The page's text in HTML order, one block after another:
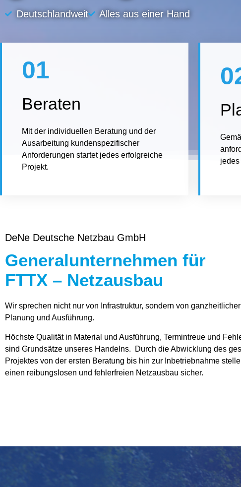
Deutschlandweit Alles aus einer Hand
01
Beraten
Mit der individuellen Beratung und der
Ausarbeitung kundenspezifischer
Anforderungen startet jedes erfolgreiche
Projekt.
DeNe Deutsche Netzbau GmbH
Generalunternehmen für
FTTX – Netzausbau
Wir sprechen nicht nur von Infrastruktur, sondern von
Planung und Ausführung.
Höchste Qualität in Material und Ausführung, Termintreue und
sind Grundsätze unseres Handelns. Durch die Abwicklung des
Projektes von der ersten Beratung bis hin zur Inbetriebnahme
einen reibungslosen und fehlerfreien Netzausbau sicher.